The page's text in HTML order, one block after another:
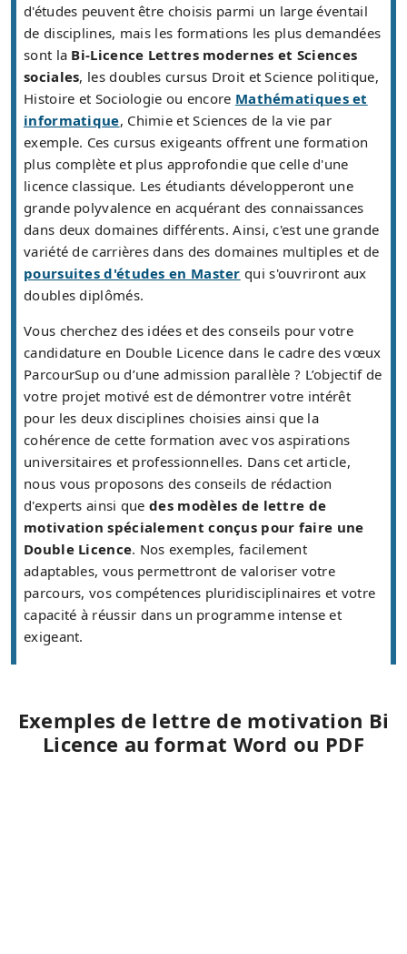
d'études peuvent être choisis parmi un large éventail
de disciplines, mais les formations les plus demandées
sont la Bi-Licence Lettres modernes et Sciences
sociales, les doubles cursus Droit et Science politique,
Histoire et Sociologie ou encore Mathématiques et
informatique, Chimie et Sciences de la vie par
exemple. Ces cursus exigeants offrent une formation
plus complète et plus approfondie que celle d'une
licence classique. Les étudiants développeront une
grande polyvalence en acquérant des connaissances
dans deux domaines différents. Ainsi, c'est une grande
variété de carrières dans des domaines multiples et de
poursuites d'études en Master qui s'ouvriront aux
doubles diplômés.
Vous cherchez des idées et des conseils pour votre
candidature en Double Licence dans le cadre des vœux
ParcourSup ou d’une admission parallèle ? L’objectif de
votre projet motivé est de démontrer votre intérêt
pour les deux disciplines choisies ainsi que la
cohérence de cette formation avec vos aspirations
universitaires et professionnelles. Dans cet article,
nous vous proposons des conseils de rédaction
d'experts ainsi quedes modèles de lettre de
motivation spécialement conçus pour faire une
Double Licence. Nos exemples, facilement
adaptables, vous permettront de valoriser votre
parcours, vos compétences pluridisciplinaires et votre
capacité à réussir dans un programme intense et
exigeant.
Exemples de lettre de motivation Bi
Licence au format Word ou PDF